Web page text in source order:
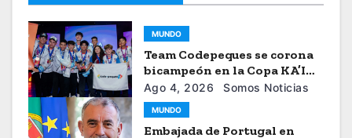
MUNDO
Team Codepeques se corona
bicampeón en la Copa KA’I
2026
Ago 4, 2026 Somos Noticias
MUNDO
Embajada de Portugal en